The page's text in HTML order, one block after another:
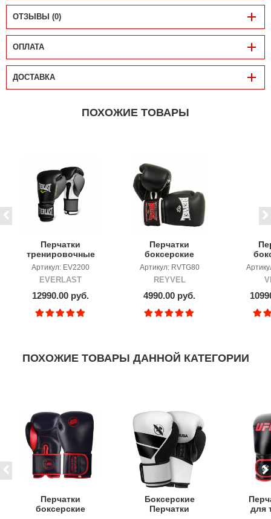
ОТЗЫВЫ (0)
ОПЛАТА
ДОСТАВКА
ПОХОЖИЕ ТОВАРЫ
Перчатки
тренировочные
EVERLAST
Powerlock
Артикул: EV2200
EVERLAST
12990.00 руб.
Перчатки
боксерские
REYVEL 80
Артикул: RVTG80
REYVEL
4990.00 руб.
Evo
ПОХОЖИЕ ТОВАРЫ ДАННОЙ КАТЕГОРИИ
Перчатки
боксерские
Боксерские
Перчатки
для